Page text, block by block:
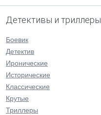
Детективы и триллеры
Боевик
Детектив
Иронические
Исторические
Классические
Крутые
Триллеры